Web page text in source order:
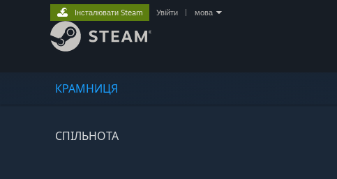
КРАМНИЦЯ
СПІЛЬНОТА
Інсталювати Steam Увійти мова